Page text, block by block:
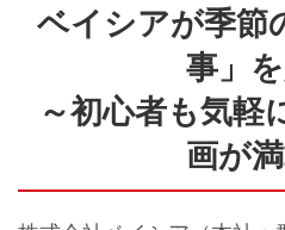
ベイシアが季節
事」
～初心者も気軽
画が